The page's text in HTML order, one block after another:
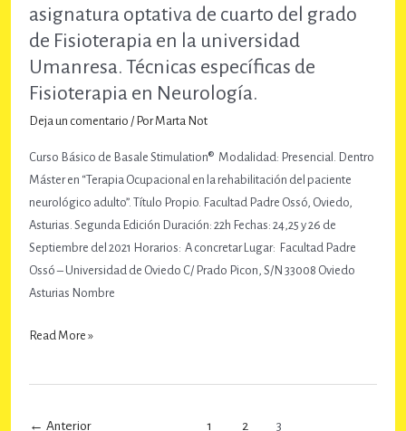
Dentro
de
la
asignatura
optativa
cuarto
del
grado
de
Fisioterapia
en
la
Umanresa.
específicas
asignatura optativa de cuarto del grado
de Fisioterapia en la universidad
Umanresa. Técnicas específicas de
Fisioterapia en Neurología.
Deja un comentario / PorMarta Not
Curso Básico de Basale Stimulation® Modalidad: Presencial. Dentro
Máster en “Terapia Ocupacional en la rehabilitación del paciente
neurológico adulto”. Título Propio. Facultad Padre Ossó, Oviedo,
Asturias. Segunda Edición Duración: 22h Fechas: 24,25 y 26 de
Septiembre del 2021 Horarios: A concretar Lugar: Facultad Padre
Ossó – Universidad de Oviedo C/ Prado Picon, S/N 33008 Oviedo
Asturias Nombre
Curso
Stimulation®
Read More »
← Anterior 1 2 3